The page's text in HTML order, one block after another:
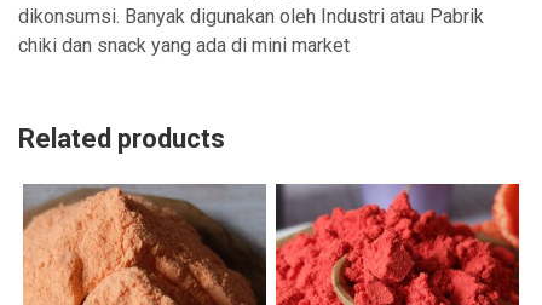
dikonsumsi. Banyak digunakan oleh Industri atau Pabrik
chiki dan snack yang ada di mini market
Related products